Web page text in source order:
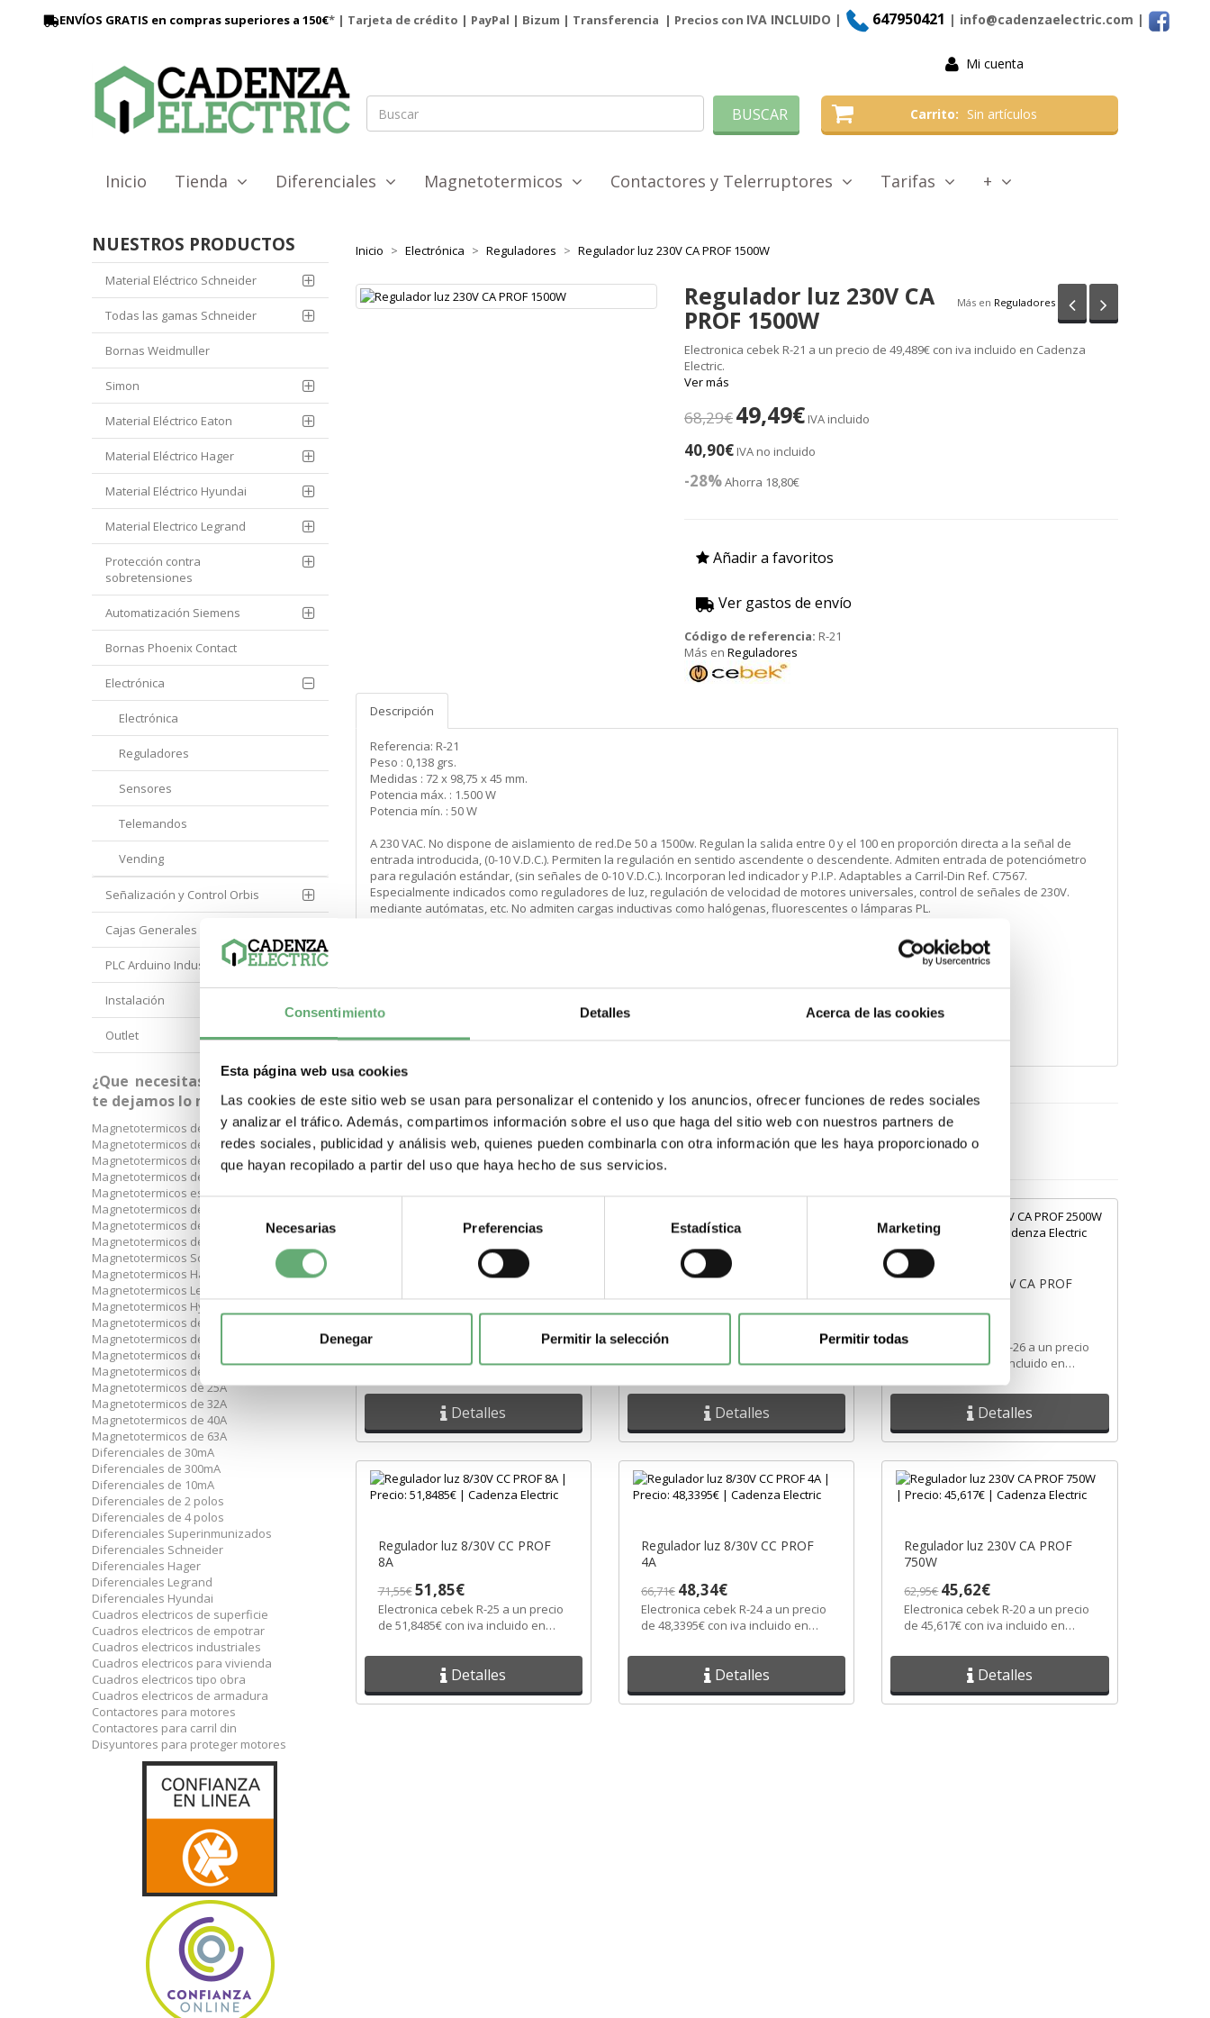
Consentimiento Detalles Acerca de las cookies
Esta página web usa cookies
Las cookies de este sitio web se usan para personalizar el contenido y los anuncios, ofrecer funciones de redes sociales
y analizar el tráfico. Además, compartimos información sobre el uso que haga del sitio web con nuestros partners de
redes sociales, publicidad y análisis web, quienes pueden combinarla con otra información que les haya proporcionado o
que hayan recopilado a partir del uso que haya hecho de sus servicios.
Selección
de
consentimiento
Necesarias Preferencias Estadística Marketing
Denegar Permitir la selección Permitir todas
ENVÍOS GRATIS en compras superiores a 150€* | Tarjeta de crédito | PayPal | Bizum | Transferencia | Precios con IVA INCLUIDO | 647950421 | info@cadenzaelectric.com |
Mi cuenta
Carrito Sin artículos
BUSCAR
Inicio Tienda Diferenciales Magnetotermicos Contactores y Telerruptores Tarifas +
Inicio Electrónica Reguladores Regulador luz 230V CA PROF 1500W
Más en Reguladores Anterior
Regulador luz 230V CA
PROF 1500W
Electronica cebek R-21 a un precio de 49,489€ con iva incluido en Cadenza
Electric.
Ver más
68,29€49,49€ IVA incluido
40,90€ IVA no incluido
-28%Ahorra 18,80€
Añadir a favoritos
Ver gastos de envío
Código de referencia: R-21
Más enReguladores
Descripción
Referencia: R-21
Peso : 0,138 grs.
Medidas : 72 x 98,75 x 45 mm.
Potencia máx. : 1.500 W
Potencia mín. : 50 W
A 230 VAC. No dispone de aislamiento de red.De 50 a 1500w. Regulan la salida entre 0 y el 100 en proporción directa a la señal de
entrada introducida, (0-10 V.D.C.). Permiten la regulación en sentido ascendente o descendente. Admiten entrada de potenciómetro
para regulación estándar, (sin señales de 0-10 V.D.C.). Incorporan led indicador y P.I.P. Adaptables a Carril-Din Ref. C7567.
Especialmente indicados como reguladores de luz, regulación de velocidad de motores universales, control de señales de 230V.
mediante autómatas, etc. No admiten cargas inductivas como halógenas, fluorescentes o lámparas PL.
Descarga la ficha tecnica haciendo click en el icono.
Compartir este producto Compartir en Pinterest
Compartir en Google+
Compartir en Twitter
Compartir en Facebook
Regulador luz 8/30V CC PROF
25A de 0 a 10 V
Electronica cebek R-35 a un precio
de 84,1555€ con iva incluido en
Detalles
Regulador luz 230V CA PROF
5000W
140,10€
Electronica cebek R-27 a un precio
de 101,519€ con iva incluido en
Detalles
Regulador luz 230V CA PROF
2500W
Electronica cebek R-26 a un precio
de 75,746€ con iva incluido en
Detalles
Regulador luz 8/30V CC PROF
8A
71,55€51,85€
Electronica cebek R-25 a un precio
de 51,8485€ con iva incluido en
Detalles
Regulador luz 8/30V CC PROF
4A
66,71€ 48,34€
Electronica cebek R-24 a un precio
de 48,3395€ con iva incluido en
Detalles
Regulador luz 230V CA PROF
750W
62,95€45,62€
Electronica cebek R-20 a un precio
de 45,617€ con iva incluido en
Detalles
NUESTROS PRODUCTOS
Material Eléctrico Schneider
Todas las gamas Schneider
Bornas Weidmuller
Simon
Material Eléctrico Eaton
Material Eléctrico Hager
Material Eléctrico Hyundai
Material Electrico Legrand
Protección contra
sobretensiones
Automatización Siemens
Bornas Phoenix Contact
Electrónica
Electrónica
Reguladores
Sensores
Telemandos
Vending
Señalización y Control Orbis
Cajas Generales Proteccion
PLC Arduino Industrial
Instalación
Outlet
¿Que necesitas? A continuación
te dejamos lo más buscado:
Magnetotermicos de 1 p+n
Magnetotermicos de 2 polos
Magnetotermicos de 3 polos
Magnetotermicos de 4 polos
Magnetotermicos estrechos
Magnetotermicos de 6kA
Magnetotermicos de 10kA
Magnetotermicos de 16kA
Magnetotermicos Schneider
Magnetotermicos Hager
Magnetotermicos Legrand
Magnetotermicos Hyundai
Magnetotermicos de curva C
Magnetotermicos de 10A
Magnetotermicos de 16A
Magnetotermicos de 20A
Magnetotermicos de 25A
Magnetotermicos de 32A
Magnetotermicos de 40A
Magnetotermicos de 63A
Diferenciales de 30mA
Diferenciales de 300mA
Diferenciales de 10mA
Diferenciales de 2 polos
Diferenciales de 4 polos
Diferenciales Superinmunizados
Diferenciales Schneider
Diferenciales Hager
Diferenciales Legrand
Diferenciales Hyundai
Cuadros electricos de superficie
Cuadros electricos de empotrar
Cuadros electricos industriales
Cuadros electricos para vivienda
Cuadros electricos tipo obra
Cuadros electricos de armadura
Contactores para motores
Contactores para carril din
Disyuntores para proteger motores